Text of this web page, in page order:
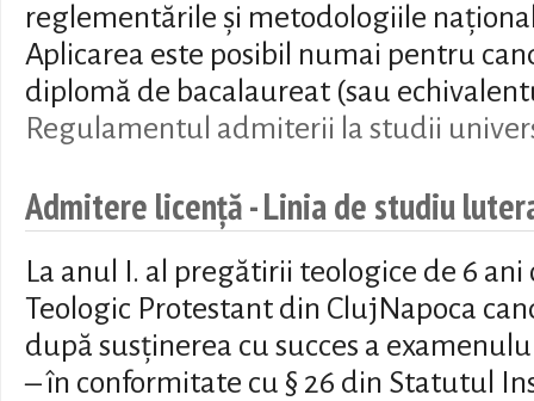
reglementările și metodologiile
Aplicarea este posibil numai pentru
diplomă de bacalaureat (sau
Regulamentul admiterii la studii
Admitere licență - Linia de studiu
La anul I. al pregătirii teologice de 6
Teologic Protestant din ClujNapoca
după susţinerea cu succes a
– în conformitate cu § 26 din Statutul